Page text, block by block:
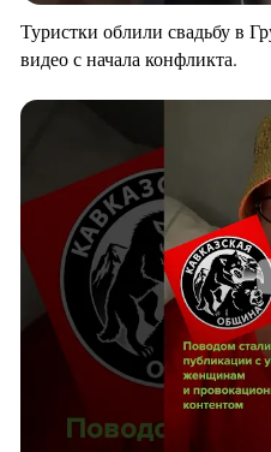
Туристки облили свадьбу в
видео с начала конфликта.